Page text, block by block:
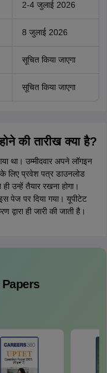
2-4 जुलाई 2026
8 जुलाई 2026
सूचित किया जाएगा
सूचित किया जाएगा
की तारीख क्या है?
था। उम्मीदवार अपने लॉगइन
लिए प्रवेश पत्र डाउनलोड
उन्हें तैयार रखना होगा।
पेज पर दिया गया। यूपीटेट
ही जारी की जाती है।